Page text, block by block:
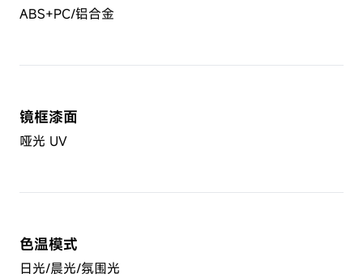
ABS+PC/铝合金
镜框漆面
哑光 UV
色温模式
日光/晨光/氛围光